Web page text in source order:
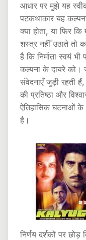
आधार पर मुझे यह
पटकथाकार यह
क्या होता, या फिर
शस्त्र नहीँ उठाते तो
है कि निर्माता स्वयं
कल्पना के दायरे को।
संवेदनाएँ जुड़ी रहती हैं,
की प्रतिष्ठा और
ऐतिहासिक घटनाओं के
है।
निर्णय दर्शकों पर छोड़